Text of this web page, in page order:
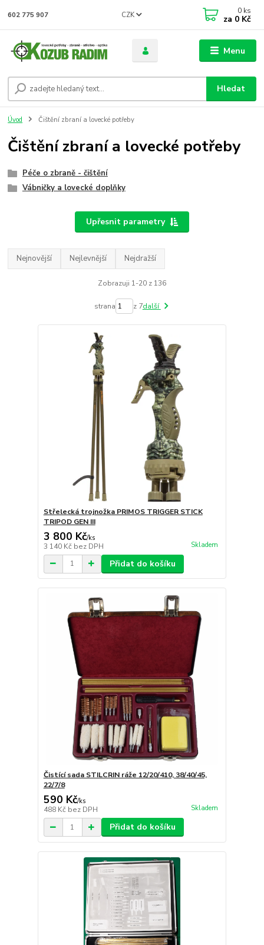
Menu
CZK
Hledat
602 775 907 0 ks
za 0 Kč
Úvod Čištění zbraní a lovecké potřeby
Čištění zbraní a lovecké potřeby
Péče o zbraně - čištění
Vábničky a lovecké doplňky
Upřesnit parametry
Nejnovější Nejlevnější Nejdražší
Zobrazuji 1-20 z 136
strana z 7další
Střelecká trojnožka PRIMOS TRIGGER STICK
TRIPOD GEN III
3 800 Kč/ks
3 140 Kč bez DPH Skladem
Přidat do košíku
Čistící sada STILCRIN ráže 12/20/410, 38/40/45,
22/7/8
590 Kč/ks
488 Kč bez DPH Skladem
Přidat do košíku